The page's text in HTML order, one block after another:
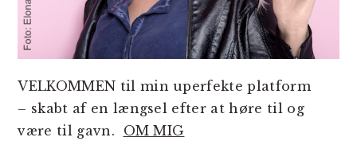
VELKOMMEN til min uperfekte platform
– skabt af en længsel efter at høre til og
være til gavn. OM MIG